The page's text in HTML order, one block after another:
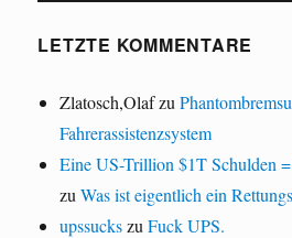
LETZTE KOMMENTARE
Zlatosch,Olafzu
Fahrerassistenzsystem
Eine US-Trillion $1T Schulden
zuWas ist eigentlich ein
upssuckszuFuck UPS.